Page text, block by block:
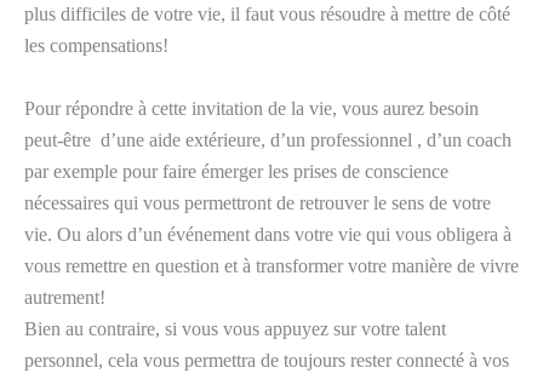
plus difficiles de votre vie, il faut vous résoudre à mettre de côté
les compensations!
Pour répondre à cette invitation de la vie, vous aurez besoin
peut-être d’une aide extérieure, d’un professionnel , d’un coach
par exemple pour faire émerger les prises de conscience
nécessaires qui vous permettront de retrouver le sens de votre
vie. Ou alors d’un événement dans votre vie qui vous obligera à
vous remettre en question et à transformer votre manière de vivre
autrement!
Bien au contraire, si vous vous appuyez sur votre talent
personnel, cela vous permettra de toujours rester connecté à vos